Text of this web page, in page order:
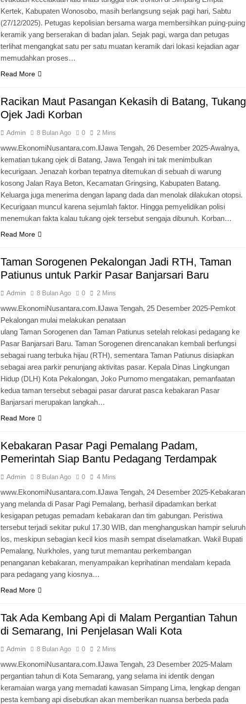
Kertek, Kabupaten Wonosobo, masih berlangsung sejak pagi hari, Sabtu
(27/12/2025). Petugas kepolisian bersama warga membersihkan puing-puing
keramik yang berserakan di badan jalan. Sejak pagi, warga dan petugas
terlihat mengangkat satu per satu muatan keramik dari lokasi kejadian agar
memudahkan proses…
Read More
Racikan Maut Pasangan Kekasih di Batang, Tukang
Ojek Jadi Korban
Admin 8 Bulan Ago 0 2 Mins
www.EkonomiNusantara.com.ǁJawa Tengah, 26 Desember 2025-Awalnya,
kematian tukang ojek di Batang, Jawa Tengah ini tak menimbulkan
kecurigaan. Jenazah korban tepatnya ditemukan di sebuah di warung
kosong Jalan Raya Beton, Kecamatan Gringsing, Kabupaten Batang.
Keluarga juga menerima dengan lapang dada dan menolak dilakukan otopsi.
Kecurigaan muncul karena sejumlah faktor. Hingga pemyelidikan polisi
menemukan fakta kalau tukang ojek tersebut sengaja dibunuh. Korban…
Read More
Taman Sorogenen Pekalongan Jadi RTH, Taman
Patiunus untuk Parkir Pasar Banjarsari Baru
Admin 8 Bulan Ago 0 2 Mins
www.EkonomiNusantara.com.ǁJawa Tengah, 25 Desember 2025-Pemkot
Pekalongan mulai melakukan penataan
ulang Taman Sorogenen dan Taman Patiunus setelah relokasi pedagang ke
Pasar Banjarsari Baru. Taman Sorogenen direncanakan kembali berfungsi
sebagai ruang terbuka hijau (RTH), sementara Taman Patiunus disiapkan
sebagai area parkir penunjang aktivitas pasar. Kepala Dinas Lingkungan
Hidup (DLH) Kota Pekalongan, Joko Purnomo mengatakan, pemanfaatan
kedua taman tersebut sebagai pasar darurat pasca kebakaran Pasar
Banjarsari merupakan langkah…
Read More
Kebakaran Pasar Pagi Pemalang Padam,
Pemerintah Siap Bantu Pedagang Terdampak
Admin 8 Bulan Ago 0 4 Mins
www.EkonomiNusantara.com.ǁJawa Tengah, 24 Desember 2025-Kebakaran
yang melanda di Pasar Pagi Pemalang, berhasil dipadamkan berkat
kesigapan petugas pemadam kebakaran dan tim gabungan. Peristiwa
tersebut terjadi sekitar pukul 17.30 WIB, dan menghanguskan hampir seluruh
los, meskipun sebagian kecil kios masih sempat diselamatkan. Wakil Bupati
Pemalang, Nurkholes, yang turut memantau perkembangan
penanganan kebakaran, menyampaikan keprihatinan mendalam kepada
para pedagang yang kiosnya…
Read More
Tak Ada Kembang Api di Malam Pergantian Tahun
di Semarang, Ini Penjelasan Wali Kota
Admin 8 Bulan Ago 0 2 Mins
www.EkonomiNusantara.com.ǁJawa Tengah, 23 Desember 2025-Malam
pergantian tahun di Kota Semarang, yang selama ini identik dengan
keramaian warga yang memadati kawasan Simpang Lima, lengkap dengan
pesta kembang api disebutkan akan memberikan nuansa berbeda pada